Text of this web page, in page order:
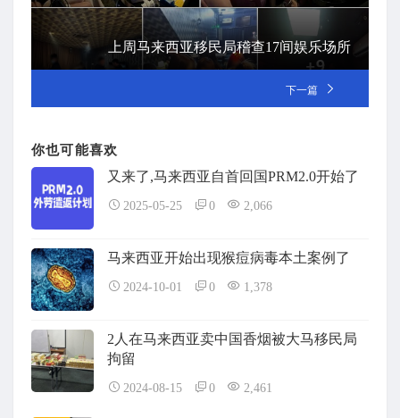
上周马来西亚移民局稽查17间娱乐场所
下一篇
你也可能喜欢
又来了,马来西亚自首回国PRM2.0开始了
2025-05-25 0 2,066
马来西亚开始出现猴痘病毒本土案例了
2024-10-01 0 1,378
2人在马来西亚卖中国香烟被大马移民局
拘留
2024-08-15 0 2,461